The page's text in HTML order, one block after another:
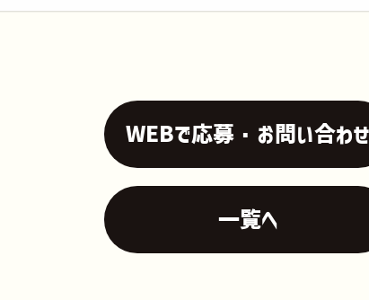
WEBで応募・お問い合わせ
一覧へ